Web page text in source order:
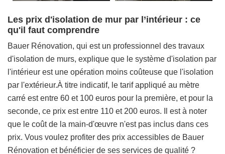
Les prix d'isolation de mur par l’intérieur : ce
qu'il faut comprendre
Bauer Rénovation, qui est un professionnel des travaux
d'isolation de murs, explique que le système d'isolation par
l'intérieur est une opération moins coûteuse que l'isolation
par l'extérieur.À titre indicatif, le tarif appliqué au mètre
carré est entre 60 et 100 euros pour la première, et pour la
seconde, ce prix est entre 110 et 200 euros. Il est à noter
que le coût de la main-d'œuvre n'est pas inclus dans ces
prix. Vous voulez profiter des prix accessibles de Bauer
Rénovation et bénéficier de ses services de qualité ?